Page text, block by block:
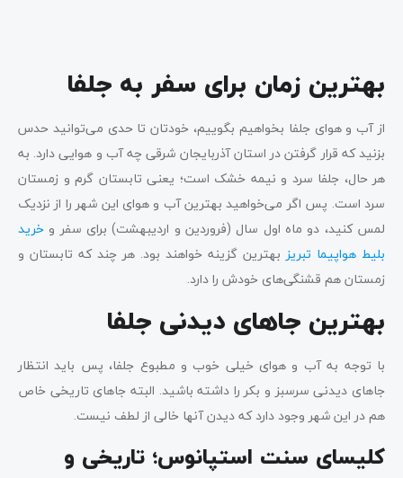
بهترین زمان برای سفر به جلفا
از آب و هوای جلفا بخواهیم بگوییم، خودتان تا حدی می‌توانید حدس
بزنید که قرار گرفتن در استان آذربایجان شرقی چه آب و هوایی دارد. به
هر حال، جلفا سرد و نیمه خشک است؛ یعنی تابستان گرم و زمستان
سرد است. پس اگر می‌خواهید بهترین آب و هوای این شهر را از نزدیک
لمس کنید، دو ماه اول سال (فروردین و اردیبهشت) برای سفر و خرید
بلیط هواپیما تبریز بهترین گزینه خواهند بود. هر چند که تابستان و
زمستان هم قشنگی‌های خودش را دارد.
بهترین جاهای دیدنی جلفا
با توجه به آب و هوای خیلی خوب و مطبوع جلفا، پس باید انتظار
جاهای دیدنی سرسبز و بکر را داشته باشید. البته جاهای تاریخی خاص
هم در این شهر وجود دارد که دیدن آنها خالی از لطف نیست.
کلیسای سنت استپانوس؛ تاریخی و